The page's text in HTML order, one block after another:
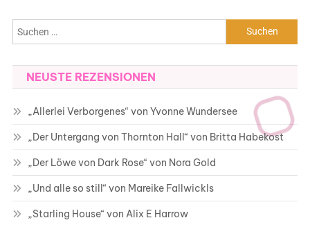
Suchen
nach:
NEUSTE REZENSIONEN
„Allerlei Verborgenes“ von Yvonne Wundersee
„Der Untergang von Thornton Hall“ von Britta Habekost
„Der Löwe von Dark Rose“ von Nora Gold
„Und alle so still“ von Mareike Fallwickls
„Starling House“ von Alix E Harrow